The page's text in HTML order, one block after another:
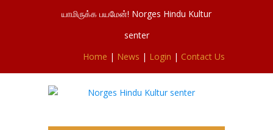
யாமிருக்க பயமேன்! Norges Hindu Kultur
senter
Home | News | Login | Contact Us